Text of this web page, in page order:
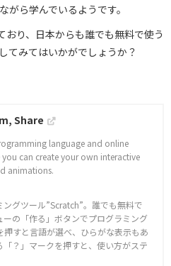
がら学んでいるようです。
り、日本からも誰でも無料で使う
てみてはいかがでしょうか？
Share
language and online
can create your own interactive
animations.
グツール”Scratch”。誰でも無料で
の「作る」ボタンでプログラミング
すと言語が選べ、ひらがな表示もあ
？」マークを押すと、使い方がステ